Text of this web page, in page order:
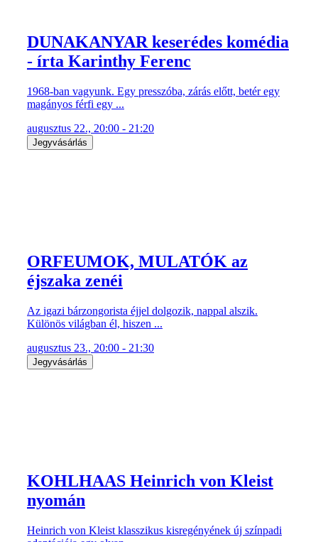
DUNAKANYAR keserédes komédia
- írta Karinthy Ferenc
1968-ban vagyunk. Egy presszóba, zárás előtt, betér egy
magányos férfi egy ...
augusztus 22., 20:00 - 21:20
Jegyvásárlás
ORFEUMOK, MULATÓK az
éjszaka zenéi
Az igazi bárzongorista éjjel dolgozik, nappal alszik.
Különös világban él, hiszen ...
augusztus 23., 20:00 - 21:30
Jegyvásárlás
KOHLHAAS Heinrich von Kleist
nyomán
Heinrich von Kleist klasszikus kisregényének új színpadi